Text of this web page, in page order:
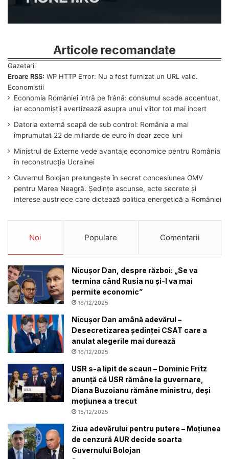
Articole recomandate
Eroare RSS: WP HTTP Error: Nu a fost furnizat un URL valid.
Economia României intră pe frână: consumul scade accentuat,
iar economiștii avertizează asupra unui viitor tot mai incert
Datoria externă scapă de sub control: România a mai
împrumutat 22 de miliarde de euro în doar zece luni
Ministrul de Externe vede avantaje economice pentru România
în reconstrucția Ucrainei
Guvernul Bolojan prelungește în secret concesiunea OMV
pentru Marea Neagră. Ședințe ascunse, acte secrete și
interese austriece care dictează politica energetică a României
Noi Populare Comentarii
Nicușor Dan, despre război: „Se va
termina când Rusia nu și-l va mai
permite economic”
16/12/2025
Nicușor Dan amână adevărul –
Desecretizarea ședinței CSAT care a
anulat alegerile mai durează
16/12/2025
USR s-a lipit de scaun – Dominic Fritz
anunță că USR rămâne la guvernare,
Diana Buzoianu rămâne ministru, deși
moțiunea a trecut
15/12/2025
Ziua adevărului pentru putere – Moțiunea
de cenzură AUR decide soarta
Guvernului Bolojan